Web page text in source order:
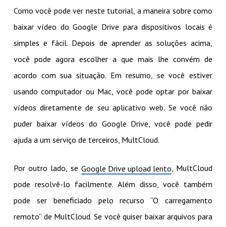
Como você pode ver neste tutorial, a maneira sobre como
baixar vídeo do Google Drive para dispositivos locais é
simples e fácil. Depois de aprender as soluções acima,
você pode agora escolher a que mais lhe convém de
acordo com sua situação. Em resumo, se você estiver
usando computador ou Mac, você pode optar por baixar
vídeos diretamente de seu aplicativo web. Se você não
puder baixar vídeos do Google Drive, você pode pedir
ajuda a um serviço de terceiros, MultCloud.
Por outro lado, se Google Drive upload lento , MultCloud
pode resolvê-lo facilmente. Além disso, você também
pode ser beneficiado pelo recurso “O carregamento
remoto” de MultCloud. Se você quiser baixar arquivos para